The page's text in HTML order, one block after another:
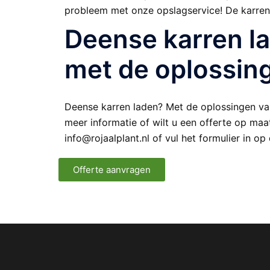
probleem met onze opslagservice! De
Deense karren
met de
Deense karren laden? Met de oplossingen
meer informatie of wilt u een offerte op
info@rojaalplant.nl of vul het formulier in
Offerte aanvragen